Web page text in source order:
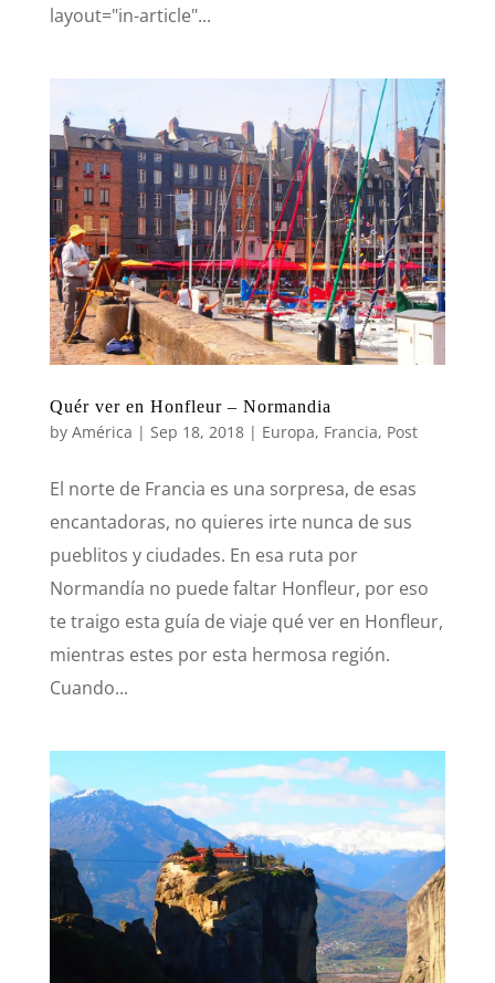
layout="in-article"...
Quér ver en Honfleur – Normandia
by América | Sep 18, 2018| Europa, Francia, Post
El norte de Francia es una sorpresa, de esas
encantadoras, no quieres irte nunca de sus
pueblitos y ciudades. En esa ruta por
Normandía no puede faltar Honfleur, por eso
te traigo esta guía de viaje qué ver en Honfleur,
mientras estes por esta hermosa región.
Cuando...